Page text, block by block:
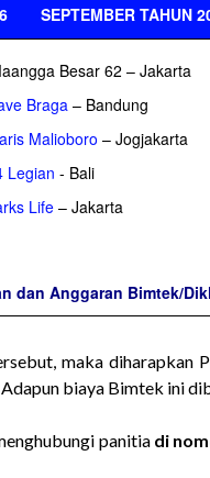
SEPTEMBER TAHUN
Besar 62 – Jakarta
Braga – Bandung
Malioboro – Jogjakarta
Legian - Bali
Life – Jakarta
dan Anggaran Bimtek/
maka diharapkan
biaya Bimtek ini
panitia di